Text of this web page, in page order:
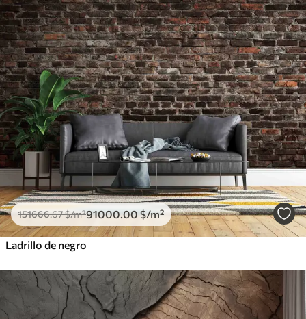
151666.67$/m²91000.00 $/m²
Ladrillo de negro